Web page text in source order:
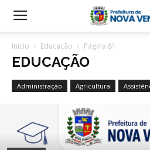
Início Educação Página 81
EDUCAÇÃO
Administração Agricultura